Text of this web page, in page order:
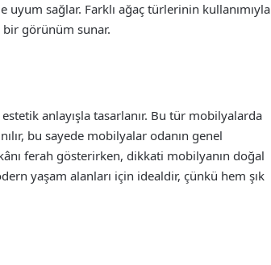
sağlar. Farklı ağaç türlerinin kullanımıyla
bir görünüm sunar.
anlayışla tasarlanır. Bu tür mobilyalarda
bu sayede mobilyalar odanın genel
ferah gösterirken, dikkati mobilyanın doğal
yaşam alanları için idealdir, çünkü hem şık